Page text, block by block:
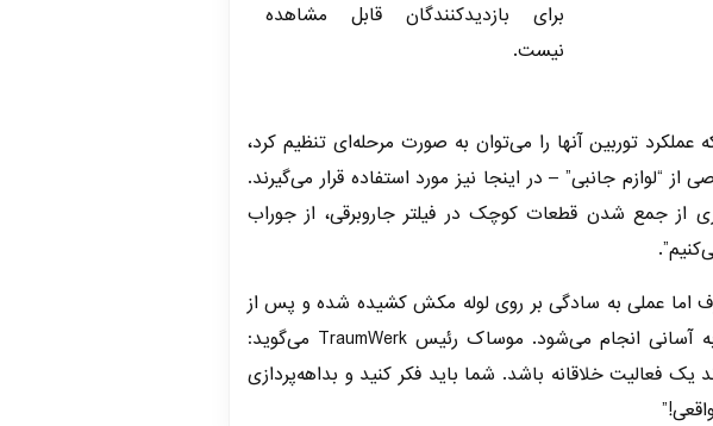
برای بازدیدکنندگان قابل مشاهده
نیست.
توربین آنها را می‌توان به صورت مرحله‌ای تنظیم کرد،
از “لوازم جانبی” – در اینجا نیز مورد استفاده قرار می‌گیرند.
از جمع شدن قطعات کوچک در فیلتر جاروبرقی، از جوراب
اما عملی به سادگی بر روی لوله مکش کشیده شده و پس از
آن عمل مکش گرد و غبار به آسانی انجام می‌شود. موساک رئیس TraumWerk می‌گوید:
یک فعالیت خلاقانه باشد. شما باید فکر کنید و بداهه‌پردازی